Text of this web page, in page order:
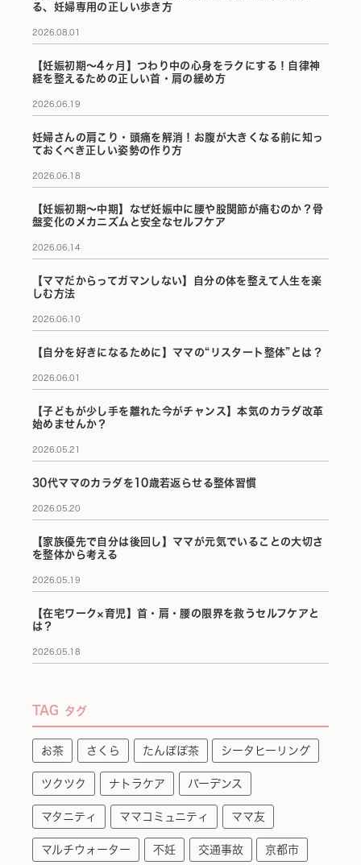
る、妊婦専用の正しい歩き方
2026.08.01
【妊娠初期〜4ヶ月】つわり中の心身をラクにする！自律神
経を整えるための正しい首・肩の緩め方
2026.06.19
妊婦さんの肩こり・頭痛を解消！お腹が大きくなる前に知っ
ておくべき正しい姿勢の作り方
2026.06.18
【妊娠初期〜中期】なぜ妊娠中に腰や股関節が痛むのか？骨
盤変化のメカニズムと安全なセルフケア
2026.06.14
【ママだからってガマンしない】自分の体を整えて人生を楽
しむ方法
2026.06.10
【自分を好きになるために】ママの“リスタート整体”とは？
2026.06.01
【子どもが少し手を離れた今がチャンス】本気のカラダ改革
始めませんか？
2026.05.21
30代ママのカラダを10歳若返らせる整体習慣
2026.05.20
【家族優先で自分は後回し】ママが元気でいることの大切さ
を整体から考える
2026.05.19
【在宅ワーク×育児】首・肩・腰の限界を救うセルフケアと
は？
2026.05.18
TAG タグ
お茶 さくら たんぽぽ茶 シータヒーリング
ツクツク ナトラケア バーデンス
マタニティ ママコミュニティ ママ友
マルチウォーター 不妊 交通事故 京都市